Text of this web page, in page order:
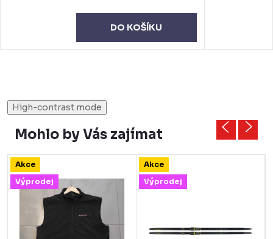
DO KOŠÍKU
High-contrast mode
Mohlo by Vás zajímat
Akce
Výprodej
Akce
Výprodej